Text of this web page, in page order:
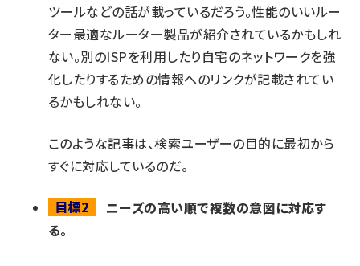
ツールなどの話が載っているだろう。性能のいいルー
ター最適なルーター製品が紹介されているかもしれ
ない。別のISPを利用したり自宅のネットワークを強
化したりするための情報へのリンクが記載されてい
るかもしれない。
このような記事は、検索ユーザーの目的に最初から
すぐに対応しているのだ。
目標2
ニーズの高い順で複数の意図に対応す
る。